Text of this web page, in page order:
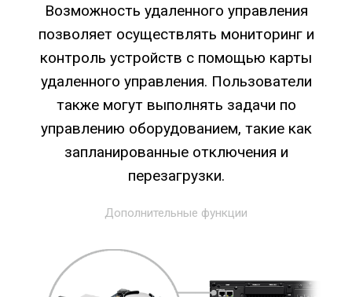
Возможность удаленного управления
позволяет осуществлять мониторинг и
контроль устройств с помощью карты
удаленного управления. Пользователи
также могут выполнять задачи по
управлению оборудованием, такие как
запланированные отключения и
перезагрузки.
Дополнительные функции